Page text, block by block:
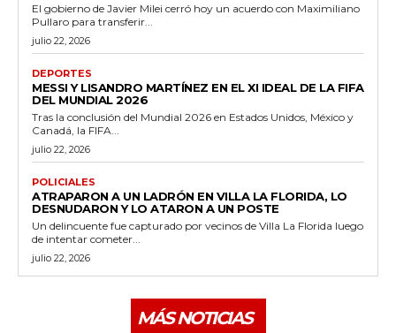
El gobierno de Javier Milei cerró hoy un acuerdo con Maximiliano
Pullaro para transferir...
julio 22, 2026
DEPORTES
MESSI Y LISANDRO MARTÍNEZ EN EL XI IDEAL DE LA FIFA
DEL MUNDIAL 2026
Tras la conclusión del Mundial 2026 en Estados Unidos, México y
Canadá, la FIFA...
julio 22, 2026
POLICIALES
ATRAPARON A UN LADRÓN EN VILLA LA FLORIDA, LO
DESNUDARON Y LO ATARON A UN POSTE
Un delincuente fue capturado por vecinos de Villa La Florida luego
de intentar cometer...
julio 22, 2026
MÁS NOTICIAS